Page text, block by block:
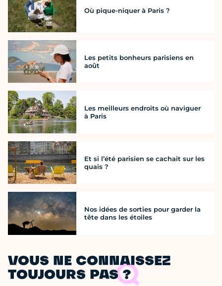
Où pique-niquer à Paris ?
Les petits bonheurs parisiens en
août
Les meilleurs endroits où naviguer
à Paris
Et si l’été parisien se cachait sur les
quais ?
Nos idées de sorties pour garder la
tête dans les étoiles
VOUS NE CONNAISSEZ
TOUJOURS PAS ?